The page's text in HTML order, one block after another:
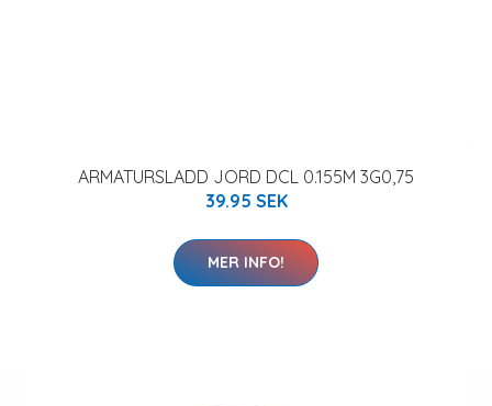
ARMATURSLADD JORD DCL 0.155M 3G0,75
39.95 SEK
MER INFO!